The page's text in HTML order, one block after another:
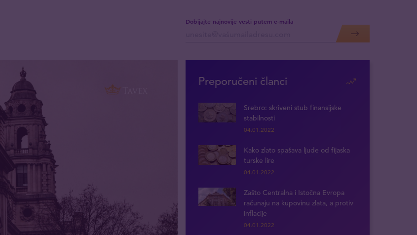
Dobijajte najnovije vesti putem e-maila
Preporučeni članci
Srebro: skriveni stub finansijske
stabilnosti
04.01.2022
Kako zlato spašava ljude od fijaska
turske lire
04.01.2022
Zašto Centralna i Istočna Evropa
računaju na kupovinu zlata, a protiv
inflacije
04.01.2022